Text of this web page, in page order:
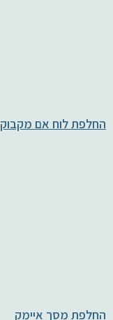
החלפת לוח אם
החלפת מסך איימק